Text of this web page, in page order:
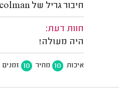
חיבור גריל של colman לנקודת גז.
חוות דעת:
היה מעולה!
איכות 10 מחיר 10 זמנים